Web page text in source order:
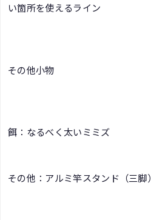
い箇所を使えるライン
その他小物
餌：なるべく太いミミズ
その他：アルミ竿スタンド（三脚）